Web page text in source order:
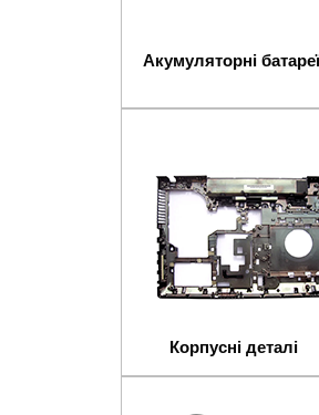
Акумуляторні батареї
Корпусні деталі